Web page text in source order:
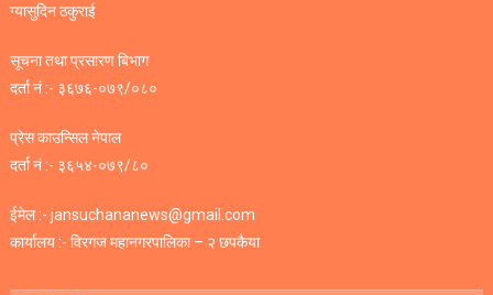
ग्यासुदिन ठकुराई
सूचना तथा प्रसारण बिभाग
दर्ता नं :- ३६७६-०७९/०८०
प्रेस काउन्सिल नेपाल
दर्ता नं :- ३६५४-०७९/८०
ईमेल :- jansuchananews@gmail.com
कार्यालय :- विरगज महानगरपालिका – २ छपकैया